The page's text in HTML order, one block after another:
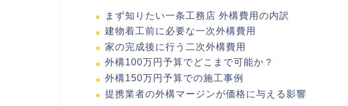
まず知りたい一条工務店 外構費用の内訳
建物着工前に必要な一次外構費用
家の完成後に行う二次外構費用
外構100万円予算でどこまで可能か？
外構150万円予算での施工事例
提携業者の外構マージンが価格に与える影響